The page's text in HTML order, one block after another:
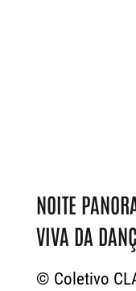
NOITE
VIVA DA
© Coletivo